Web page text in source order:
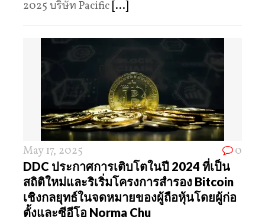
2025 บริษัท Pacific [...]
May 17, 2025 0
DDC ประกาศการเติบโตในปี 2024 ที่เป็น
สถิติใหม่และริเริ่มโครงการสำรอง Bitcoin
เชิงกลยุทธ์ในจดหมายของผู้ถือหุ้นโดยผู้ก่อ
ตั้งและซีอีโอ Norma Chu